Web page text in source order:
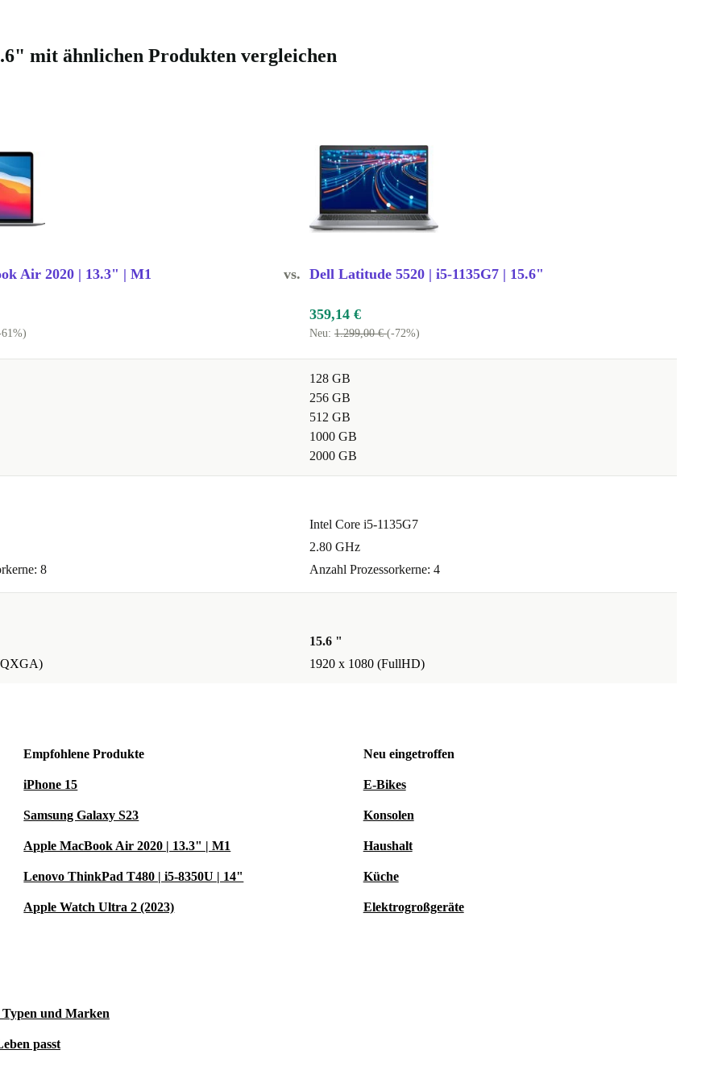
du
produktiv
begleitet
Dank
vernetzt.
Features
einmal
der
es nicht
–
sondern
Dell
gutem
mit ähnlichen Produkten vergleichen
Air 2020 | 13.3" | M1 vs. Dell Latitude 5520 | i5-1135G7 | 15.6"
359,14 €
Neu: 1.299,00 €(-72%)
128 GB
256 GB
512 GB
1000 GB
2000 GB
8
Intel Core i5-1135G7
2.80 GHz
Anzahl Prozessorkerne: 4
15.6 "
1920 x 1080 (FullHD)
Empfohlene Produkte
iPhone 15
Samsung Galaxy S23
Apple MacBook Air 2020 | 13.3" | M1
Lenovo ThinkPad T480 | i5-8350U | 14"
Apple Watch Ultra 2 (2023)
Neu eingetroffen
E-Bikes
Konsolen
Haushalt
Küche
Elektrogroßgeräte
und Marken
passt